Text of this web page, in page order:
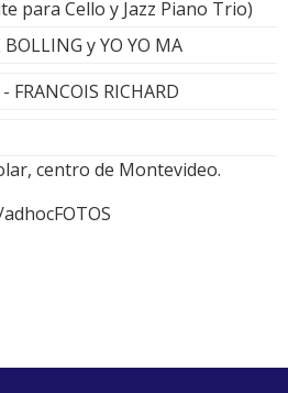
para Cello y Jazz Piano Trio)
y YO YO MA
FRANCOIS RICHARD
centro de Montevideo.